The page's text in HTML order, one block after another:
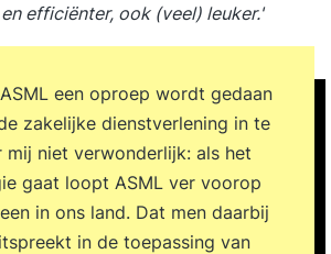
efficiënter, ook (veel) leuker.'
een oproep wordt gedaan
zakelijke dienstverlening in te
mij niet verwonderlijk: als het
gaat loopt ASML ver voorop
in ons land. Dat men daarbij
in de toepassing van